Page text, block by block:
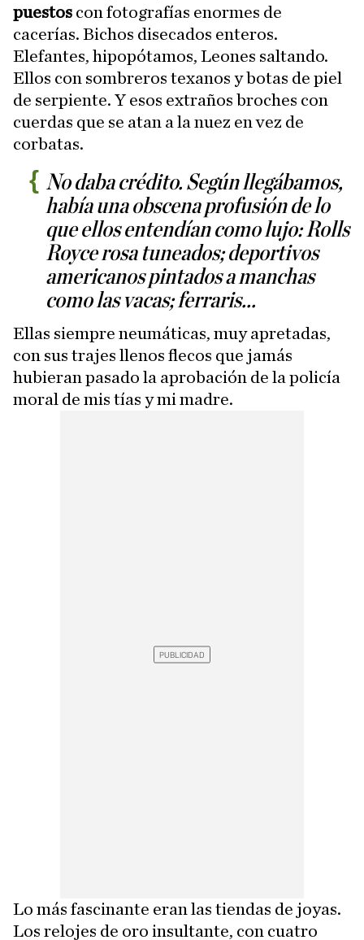
puestos con fotografías enormes de
cacerías. Bichos disecados enteros.
Elefantes, hipopótamos, Leones saltando.
Ellos con sombreros texanos y botas de piel
de serpiente. Y esos extraños broches con
cuerdas que se atan a la nuez en vez de
corbatas.
No daba crédito. Según llegábamos,
había una obscena profusión de lo
que ellos entendían como lujo: Rolls
Royce rosa tuneados; deportivos
americanos pintados a manchas
como las vacas; ferraris...
Ellas siempre neumáticas, muy apretadas,
con sus trajes llenos flecos que jamás
hubieran pasado la aprobación de la policía
moral de mis tías y mi madre.
Lo más fascinante eran las tiendas de joyas.
Los relojes de oro insultante, con cuatro